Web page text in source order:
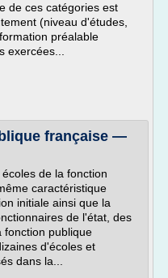
de ces catégories est
(niveau d'études,
préalable
exercées...
française —
de la fonction
caractéristique
initiale ainsi que la
de l'état, des
fonction publique
d'écoles et
dans la...